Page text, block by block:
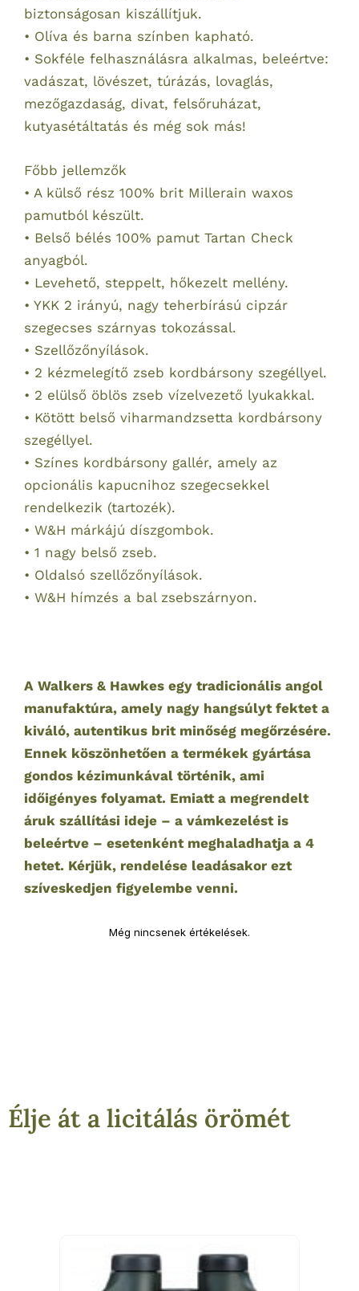
biztonságosan kiszállítjuk.
• Olíva és barna színben kapható.
• Sokféle felhasználásra alkalmas, beleértve:
vadászat, lövészet, túrázás, lovaglás,
mezőgazdaság, divat, felsőruházat,
kutyasétáltatás és még sok más!
Főbb jellemzők
• A külső rész 100% brit Millerain waxos
pamutból készült.
• Belső bélés 100% pamut Tartan Check
anyagból.
• Levehető, steppelt, hőkezelt mellény.
• YKK 2 irányú, nagy teherbírású cipzár
szegecses szárnyas tokozással.
• Szellőzőnyílások.
• 2 kézmelegítő zseb kordbársony szegéllyel.
• 2 elülső öblös zseb vízelvezető lyukakkal.
• Kötött belső viharmandzsetta kordbársony
szegéllyel.
• Színes kordbársony gallér, amely az
opcionális kapucnihoz szegecsekkel
rendelkezik (tartozék).
• W&H márkájú díszgombok.
• 1 nagy belső zseb.
• Oldalsó szellőzőnyílások.
• W&H hímzés a bal zsebszárnyon.
A Walkers & Hawkes egy tradicionális angol
manufaktúra, amely nagy hangsúlyt fektet a
kiváló, autentikus brit minőség megőrzésére.
Ennek köszönhetően a termékek gyártása
gondos kézimunkával történik, ami
időigényes folyamat. Emiatt a megrendelt
áruk szállítási ideje – a vámkezelést is
beleértve – esetenként meghaladhatja a 4
hetet. Kérjük, rendelése leadásakor ezt
szíveskedjen figyelembe venni.
Még nincsenek értékelések.
Élje át a licitálás örömét